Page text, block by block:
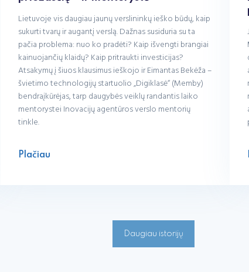
Lietuvoje vis daugiau jaunų verslininkų ieško būdų, kaip
sukurti tvarų ir augantį verslą. Dažnas susiduria su ta
pačia problema: nuo ko pradėti? Kaip išvengti brangiai
kainuojančių klaidų? Kaip pritraukti investicijas?
Atsakymų į šiuos klausimus ieškojo ir Eimantas Bekėža –
švietimo technologijų startuolio „Digiklasė“ (Memby)
bendraįkūrėjas, tarp daugybės veiklų randantis laiko
mentorystei Inovacijų agentūros verslo mentorių
tinkle.
Plačiau
Daugiau istorijų